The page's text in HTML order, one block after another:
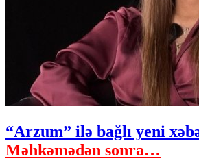
“Arzum” ilə bağlı yeni
Məhkəmədən sonra…